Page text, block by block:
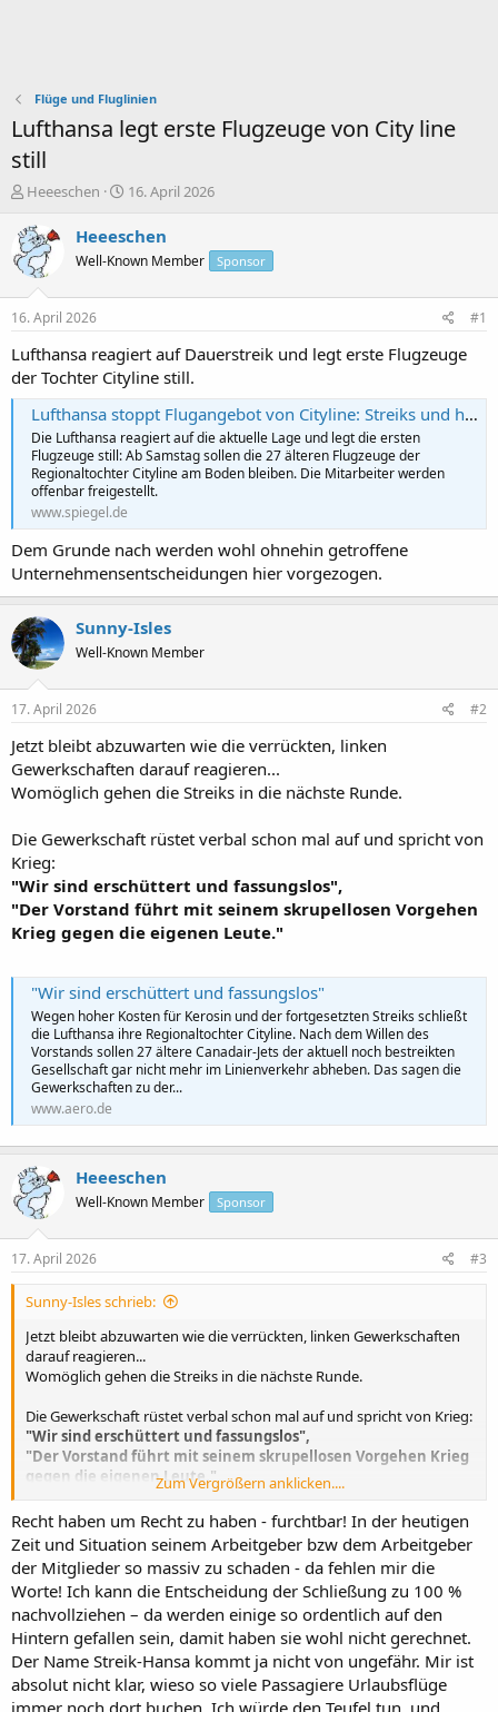
Flüge und Fluglinien
Lufthansa legt erste Flugzeuge von City line
still
E
s
t
e
r
Heeeschen
E
s
e
a
m
16. April 2026
Heeeschen
Well-Known Member Sponsor
16. April 2026 #1
Lufthansa reagiert auf Dauerstreik und legt erste Flugzeuge
der Tochter Cityline still.
Lufthansa stoppt Flugangebot von Cityline: Streiks und hohe Kerosin-Preise
Die Lufthansa reagiert auf die aktuelle Lage und legt die ersten
Flugzeuge still: Ab Samstag sollen die 27 älteren Flugzeuge der
Regionaltochter Cityline am Boden bleiben. Die Mitarbeiter werden
offenbar freigestellt.
www.spiegel.de
Dem Grunde nach werden wohl ohnehin getroffene
Unternehmensentscheidungen hier vorgezogen.
Sunny-Isles
Well-Known Member
17. April 2026 #2
Jetzt bleibt abzuwarten wie die verrückten, linken
Gewerkschaften darauf reagieren...
Womöglich gehen die Streiks in die nächste Runde.
Die Gewerkschaft rüstet verbal schon mal auf und spricht von
Krieg:
"Wir sind erschüttert und fassungslos",
"Der Vorstand führt mit seinem skrupellosen Vorgehen
Krieg gegen die eigenen Leute."
"Wir sind erschüttert und fassungslos"
Wegen hoher Kosten für Kerosin und der fortgesetzten Streiks schließt
die Lufthansa ihre Regionaltochter Cityline. Nach dem Willen des
Vorstands sollen 27 ältere Canadair-Jets der aktuell noch bestreikten
Gesellschaft gar nicht mehr im Linienverkehr abheben. Das sagen die
Gewerkschaften zu der...
www.aero.de
Heeeschen
Well-Known Member Sponsor
17. April 2026 #3
Sunny-Isles schrieb:
Jetzt bleibt abzuwarten wie die verrückten, linken Gewerkschaften
darauf reagieren...
Womöglich gehen die Streiks in die nächste Runde.
Die Gewerkschaft rüstet verbal schon mal auf und spricht von Krieg:
"Wir sind erschüttert und fassungslos",
"Der Vorstand führt mit seinem skrupellosen Vorgehen Krieg
gegen die eigenen Leute."
"Wir sind erschüttert und fassungslos"
Wegen hoher Kosten für Kerosin und der fortgesetzten Streiks
schließt die Lufthansa ihre Regionaltochter Cityline. Nach dem
Willen des Vorstands sollen 27 ältere Canadair-Jets der aktuell noch
bestreikten Gesellschaft gar nicht mehr im Linienverkehr abheben.
Das sagen die Gewerkschaften zu der...
www.aero.de
Zum Vergrößern anklicken....
Recht haben um Recht zu haben - furchtbar! In der heutigen
Zeit und Situation seinem Arbeitgeber bzw dem Arbeitgeber
der Mitglieder so massiv zu schaden - da fehlen mir die
Worte! Ich kann die Entscheidung der Schließung zu 100 %
nachvollziehen – da werden einige so ordentlich auf den
Hintern gefallen sein, damit haben sie wohl nicht gerechnet.
Der Name Streik-Hansa kommt ja nicht von ungefähr. Mir ist
absolut nicht klar, wieso so viele Passagiere Urlaubsflüge
immer noch dort buchen. Ich würde den Teufel tun, und